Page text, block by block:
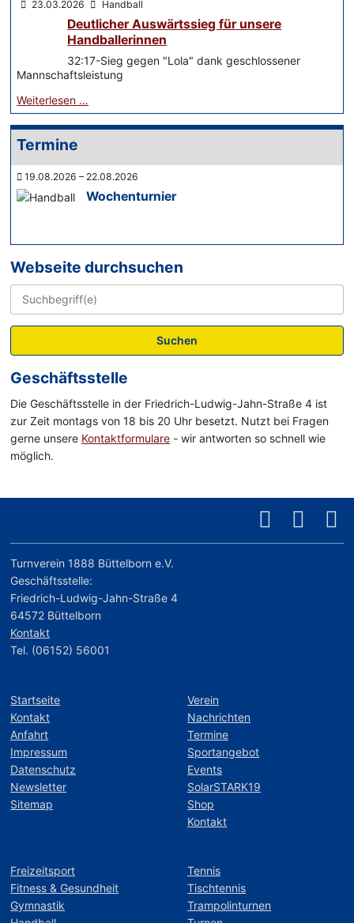
23.03.2026 Handball
Deutlicher Auswärtssieg für unsere
Handballerinnen
32:17-Sieg gegen "Lola" dank geschlossener
Mannschaftsleistung
Weiterlesen …
Termine
19.08.2026 – 22.08.2026
Wochenturnier
Webseite durchsuchen
Suchen
Geschäftsstelle
Die Geschäftsstelle in der Friedrich-Ludwig-Jahn-Straße 4 ist
zur Zeit montags von 18 bis 20 Uhr besetzt. Nutzt bei Fragen
gerne unsere Kontaktformulare - wir antworten so schnell wie
möglich.
Turnverein 1888 Büttelborn e.V.
Geschäftsstelle:
Friedrich-Ludwig-Jahn-Straße 4
64572 Büttelborn
Kontakt
Tel. (06152) 56001
Startseite
Kontakt
Anfahrt
Impressum
Datenschutz
Newsletter
Sitemap
Verein
Nachrichten
Termine
Sportangebot
Events
SolarSTARK19
Shop
Kontakt
Freizeitsport
Fitness & Gesundheit
Gymnastik
Tennis
Tischtennis
Trampolinturnen